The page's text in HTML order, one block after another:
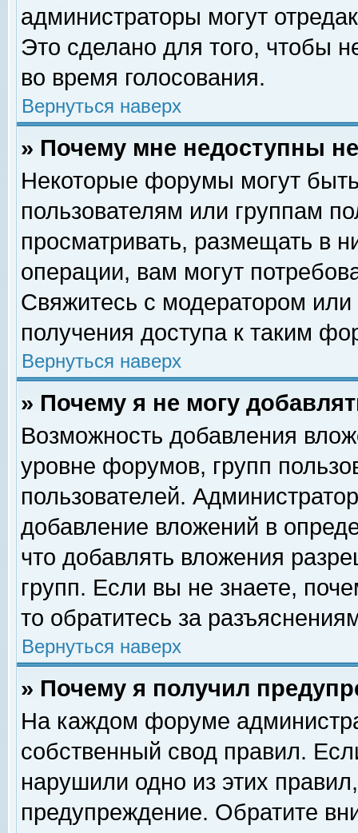
администраторы могут
Это сделано для того, чтобы
во время голосования.
Вернуться наверх
» Почему мне недоступны
Некоторые форумы могут
пользователям или группам
просматривать, размещать в
операции, вам могут
Свяжитесь с модератором
получения доступа к таким
Вернуться наверх
» Почему я не могу
Возможность добавления
уровне форумов, групп
пользователей.
добавление вложений в
что добавлять вложения
групп. Если вы не знаете,
то обратитесь за
Вернуться наверх
» Почему я получил
На каждом форуме
собственный свод правил.
нарушили одно из этих
предупреждение. Обратите